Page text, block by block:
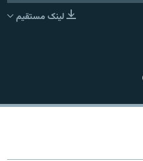
لینک مستقیم